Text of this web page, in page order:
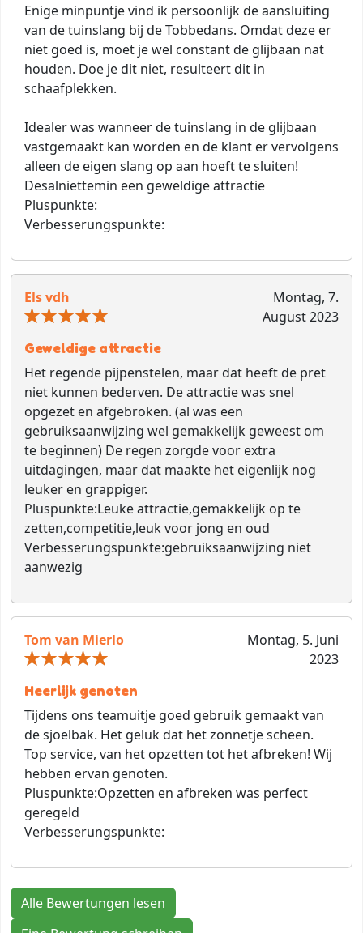
Enige minpuntje vind ik persoonlijk de aansluiting
van de tuinslang bij de Tobbedans. Omdat deze er
niet goed is, moet je wel constant de glijbaan nat
houden. Doe je dit niet, resulteert dit in
schaafplekken.
Idealer was wanneer de tuinslang in de glijbaan
vastgemaakt kan worden en de klant er vervolgens
alleen de eigen slang op aan hoeft te sluiten!
Desalniettemin een geweldige attractie
Pluspunkte:
Verbesserungspunkte:
Els vdh
Montag, 7.
August 2023
Geweldige attractie
Het regende pijpenstelen, maar dat heeft de pret
niet kunnen bederven. De attractie was snel
opgezet en afgebroken. (al was een
gebruiksaanwijzing wel gemakkelijk geweest om
te beginnen) De regen zorgde voor extra
uitdagingen, maar dat maakte het eigenlijk nog
leuker en grappiger.
Pluspunkte:Leuke attractie,gemakkelijk op te
zetten,competitie,leuk voor jong en oud
Verbesserungspunkte:gebruiksaanwijzing niet
aanwezig
Tom van Mierlo
Montag, 5. Juni
2023
Heerlijk genoten
Tijdens ons teamuitje goed gebruik gemaakt van
de sjoelbak. Het geluk dat het zonnetje scheen.
Top service, van het opzetten tot het afbreken! Wij
hebben ervan genoten.
Pluspunkte:Opzetten en afbreken was perfect
geregeld
Verbesserungspunkte:
Alle Bewertungen lesen